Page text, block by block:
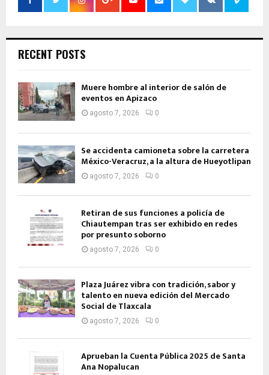
RECENT POSTS
Muere hombre al interior de salón de
eventos en Apizaco
agosto 7, 2026 0
Se accidenta camioneta sobre la carretera
México-Veracruz, a la altura de Hueyotlipan
agosto 7, 2026 0
Retiran de sus funciones a policía de
Chiautempan tras ser exhibido en redes
por presunto soborno
agosto 7, 2026 0
Plaza Juárez vibra con tradición, sabor y
talento en nueva edición del Mercado
Social de Tlaxcala
agosto 7, 2026 0
Aprueban la Cuenta Pública 2025 de Santa
Ana Nopalucan